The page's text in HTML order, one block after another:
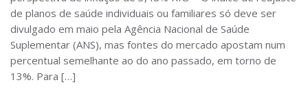
de planos de saúde individuais ou familiares só deve ser
divulgado em maio pela Agência Nacional de Saúde
Suplementar (ANS), mas fontes do mercado apostam num
percentual semelhante ao do ano passado, em torno de
13%. Para […]